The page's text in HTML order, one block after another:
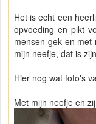
Het is echt een
opvoeding en pikt
mensen gek en
mijn neefje, dat is
Hier nog wat foto's
Met mijn neefje en